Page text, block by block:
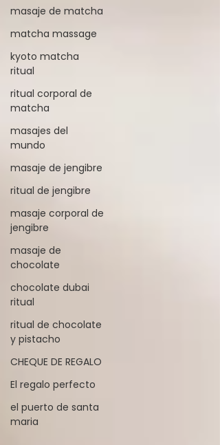
masaje de matcha
matcha massage
kyoto matcha
ritual
ritual corporal de
matcha
masajes del
mundo
masaje de jengibre
ritual de jengibre
masaje corporal de
jengibre
masaje de
chocolate
chocolate dubai
ritual
ritual de chocolate
y pistacho
CHEQUE DE REGALO
El regalo perfecto
el puerto de santa
maria